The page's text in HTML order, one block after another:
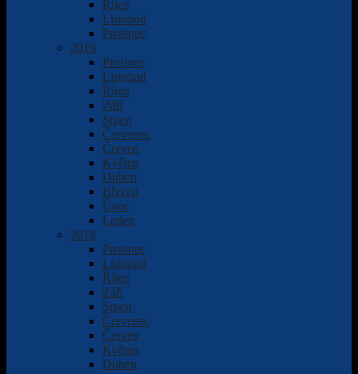
Říjen
Listopad
Prosinec
2019
Prosinec
Listopad
Říjen
Září
Srpen
Červenec
Červen
Květen
Duben
Březen
Únor
Leden
2018
Prosinec
Listopad
Říjen
Září
Srpen
Červenec
Červen
Květen
Duben